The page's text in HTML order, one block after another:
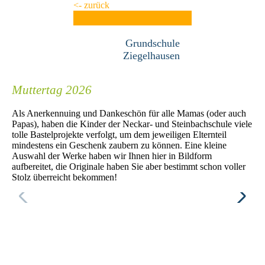
<- zurück
Grundschule
Ziegelhausen
Muttertag 2026
Als Anerkennuing und Dankeschön für alle Mamas (oder auch
Papas), haben die Kinder der Neckar- und Steinbachschule viele
tolle Bastelprojekte verfolgt, um dem jeweiligen Elternteil
mindestens ein Geschenk zaubern zu können. Eine kleine
Auswahl der Werke haben wir Ihnen hier in Bildform
aufbereitet, die Originale haben Sie aber bestimmt schon voller
Stolz überreicht bekommen!